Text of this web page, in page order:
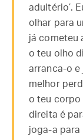
adultério’.
olhar para
já cometeu
o teu olho
arranca-o e
melhor
o teu corpo
direita é
joga-a para